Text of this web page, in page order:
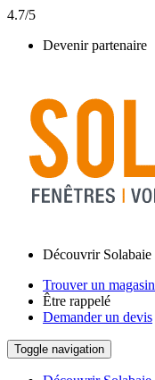
4.7/5
Devenir partenaire
Découvrir Solabaie
Trouver un magasin
Être rappelé
Demander un devis
Toggle navigation